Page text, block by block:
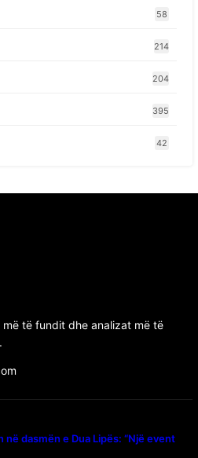
58
214
204
395
42
të fundit dhe analizat më të
dasmën e Dua Lipës: “Një event